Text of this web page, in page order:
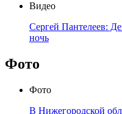
Видео
Сергей Пантелеев:
ночь
Фото
Фото
В Нижегородской